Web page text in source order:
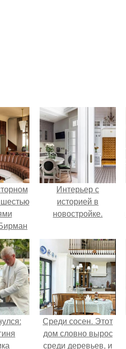
шестью
Интерьер с
историей в
новостройке.
Среди сосен. Этот
дом словно вырос
среди деревьев, и